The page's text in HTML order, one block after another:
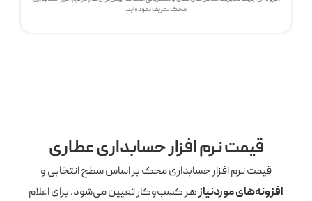
محک تعریف نموده‌اید.
قیمت نرم افزار حسابداری عطاری
قیمت نرم افزار حسابداری محک بر اساس سطح انتخابی و
افزونه‌های موردنیازهر کسب‌وکار تعیین می‌شود. برای اعلام